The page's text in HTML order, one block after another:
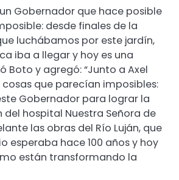
Gobernador que hace posible
desde finales de la
luchábamos por este jardín,
iba a llegar y hoy es una
Boto y agregó: “Junto a Axel
que parecían imposibles:
Gobernador para lograr la
hospital Nuestra Señora de
las obras del Río Luján, que
esperaba hace 100 años y hoy
están transformando la